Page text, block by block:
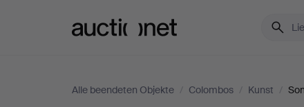
Alle beendeten Objekte / Colombos / Kunst /